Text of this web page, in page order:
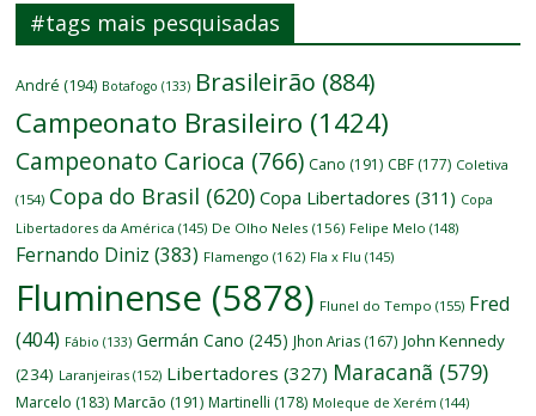
#tags mais pesquisadas
André (194) Botafogo (133) Brasileirão (884)
Campeonato Brasileiro (1424)
Campeonato Carioca (766) Cano (191) CBF (177) Coletiva
(154) Copa do Brasil (620) Copa Libertadores (311) Copa
Libertadores da América (145) De Olho Neles (156) Felipe Melo (148)
Fernando Diniz (383) Flamengo (162) Fla x Flu (145)
Fluminense (5878) Flunel do Tempo (155) Fred
(404) Fábio (133) Germán Cano (245) Jhon Arias (167) John Kennedy
(234) Laranjeiras (152) Libertadores (327) Maracanã (579)
Marcelo (183) Marcão (191) Martinelli (178) Moleque de Xerém (144)